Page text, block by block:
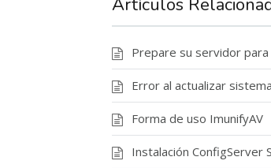
Artículos
Prepare su servidor
Error al actualizar
Forma de uso ImunifyAV
Instalación ConfigServer